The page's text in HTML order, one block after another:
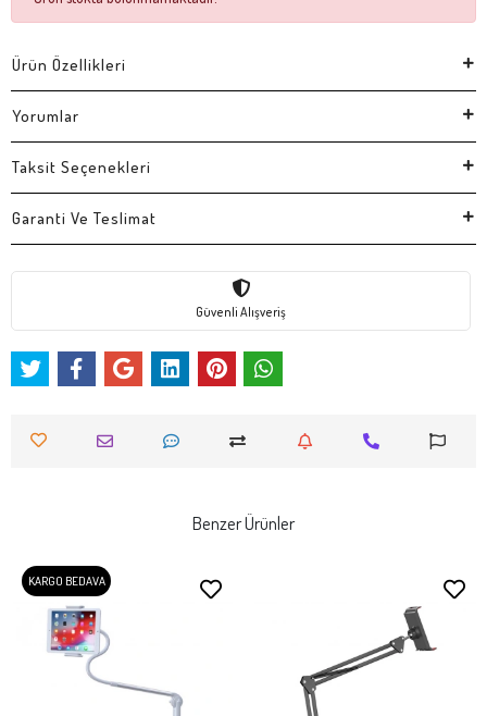
Ürün Özellikleri
Yorumlar
Taksit Seçenekleri
Garanti Ve Teslimat
Güvenli Alışveriş
Benzer Ürünler
KARGO BEDAVA